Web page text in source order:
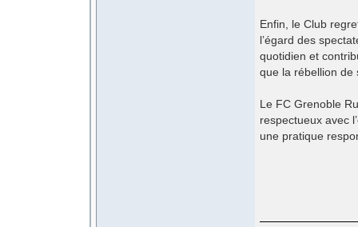
Enfin, le Club
l’égard des
quotidien et
que la rébellion de
Le FC Grenoble
respectueux avec
une pratique